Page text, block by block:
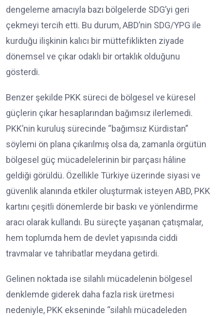
dengeleme amacıyla bazı bölgelerde SDG’yi geri
çekmeyi tercih etti. Bu durum, ABD’nin SDG/YPG ile
kurduğu ilişkinin kalıcı bir müttefiklikten ziyade
dönemsel ve çıkar odaklı bir ortaklık olduğunu
gösterdi.
Benzer şekilde PKK süreci de bölgesel ve küresel
güçlerin çıkar hesaplarından bağımsız ilerlemedi.
PKK’nin kuruluş sürecinde “bağımsız Kürdistan”
söylemi ön plana çıkarılmış olsa da, zamanla örgütün
bölgesel güç mücadelelerinin bir parçası hâline
geldiği görüldü. Özellikle Türkiye üzerinde siyasi ve
güvenlik alanında etkiler oluşturmak isteyen ABD, PKK
kartını çeşitli dönemlerde bir baskı ve yönlendirme
aracı olarak kullandı. Bu süreçte yaşanan çatışmalar,
hem toplumda hem de devlet yapısında ciddi
travmalar ve tahribatlar meydana getirdi.
Gelinen noktada ise silahlı mücadelenin bölgesel
denklemde giderek daha fazla risk üretmesi
nedeniyle, PKK ekseninde “silahlı mücadeleden